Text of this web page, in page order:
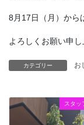
8月17日（月）から
よろしくお願い申し
カテゴリー お
スタッ